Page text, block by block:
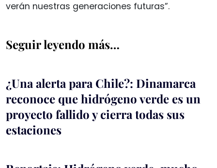
verán nuestras generaciones futuras”.
Seguir leyendo más…
¿Una alerta para Chile?: Dinamarca
reconoce que hidrógeno verde es un
proyecto fallido y cierra todas sus
estaciones